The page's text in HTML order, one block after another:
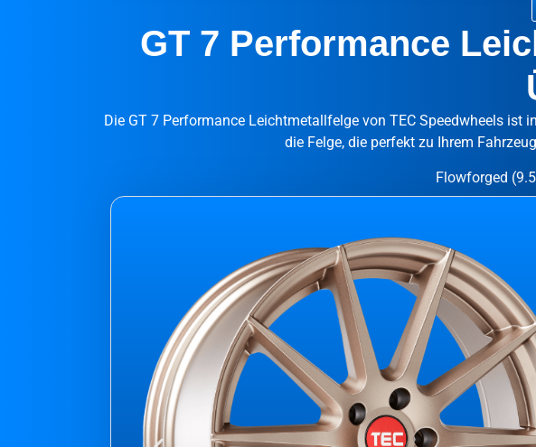
GT 7 Performance
Die GT 7 Performance Leichtmetallfelge von TEC Speedwheels
die Felge, die perfekt zu Ihrem
Flowforged